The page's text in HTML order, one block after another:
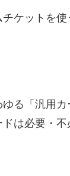
ケットを
る「汎用
は必要・